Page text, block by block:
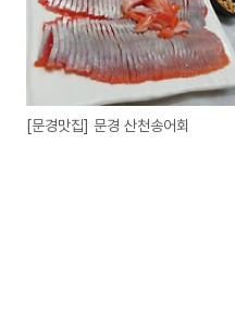
[문경맛집] 문경 산천송어회